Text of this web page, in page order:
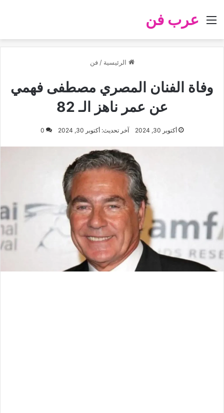
عرب فن
القائمة
الرئيسية / فن
وفاة الفنان المصري مصطفى فهمي
عن عمر ناهز الـ 82
أكتوبر 30, 2024 آخر تحديث: أكتوبر 30, 2024 0